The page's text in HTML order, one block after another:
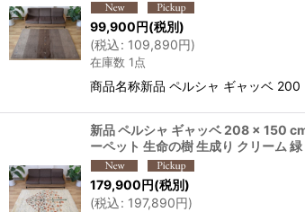
99,900円(税別)
(税込: 109,890円)
在庫数 1点
商品名称新品 ペルシャ ギャッベ
新品 ペルシャ ギャッベ 208 × 150
ーペット 生命の樹 生成り クリーム
179,900円(税別)
(税込: 197,890円)